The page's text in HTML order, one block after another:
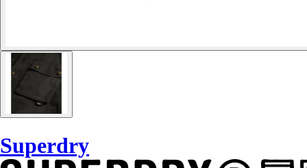
Superdry